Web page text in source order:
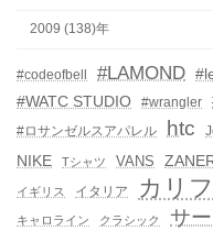
2009 (138)年
#codeofbell #LAMOND
#WATC STUDIO #wrangler
#ロサンゼルスアパレル
htc
NIKE
Tシャツ VANS
イギリス イタリア カリ
キャロライン クラシック サ